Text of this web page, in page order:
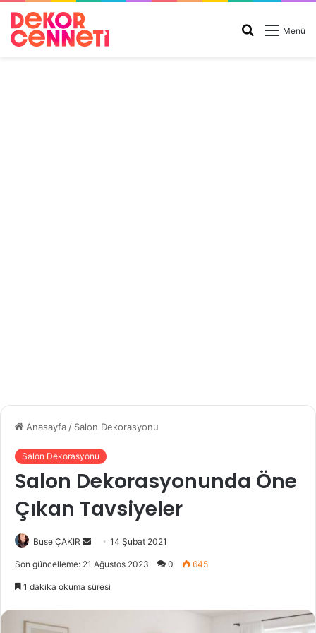
Menü
Arama
Anasayfa / Salon Dekorasyonu
Salon Dekorasyonu
Salon Dekorasyonunda Öne
Çıkan Tavsiyeler
Buse ÇAKIR
e
-
14 Şubat 2021
Son güncelleme: 21 Ağustos 2023 0 645
1 dakika okuma süresi